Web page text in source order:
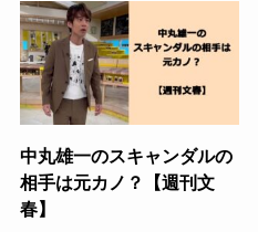
中丸雄一のスキャンダルの
相手は元カノ？【週刊文
春】